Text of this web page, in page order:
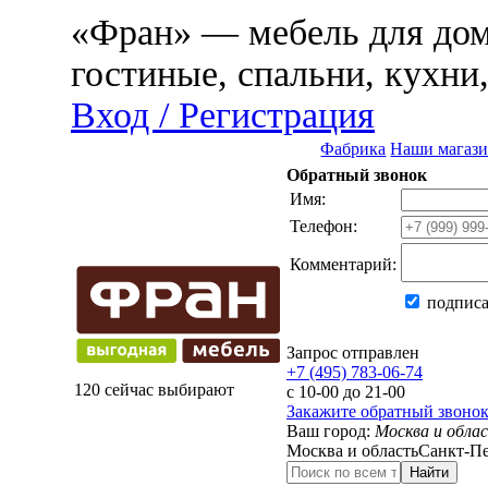
«Фран» — мебель для
гостиные, спальни,
Вход / Регистрация
Фабрика Наши
120 сейчас выбирают
Обратный звонок
Имя:
Телефон:
Комментарий:
Запрос отправлен
+7 (495) 783-06-74
с 10-00 до 21-00
Закажите обратный звонок
Ваш город: Москва и
Москва и областьСанкт-
Найти